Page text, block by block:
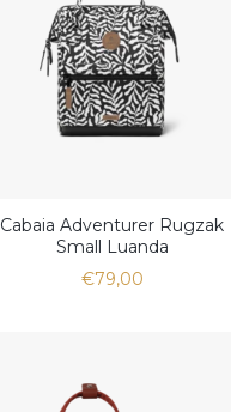
Cabaia Adventurer Rugzak
Small Luanda
€79,00